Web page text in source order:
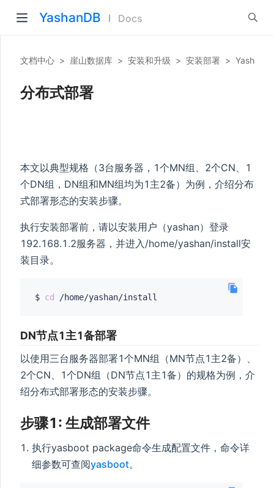
YashanDB Docs
文档中心 > 崖山数据库 > 安装和升级 > 安装部署 >
分布式部署
本文以典型规格（3台服务器，1个MN组、2个CN、1
个DN组，DN组和MN组均为1主2备）为例，介绍分布
式部署形态的安装步骤。
执行安装部署前，请以安装用户（yashan）登录
192.168.1.2服务器，并进入/home/yashan/install安
装目录。
$ cd
DN节点1主1备部署
以使用三台服务器部署1个MN组（MN节点1主2备）、
2个CN、1个DN组（DN节点1主1备）的规格为例，介
绍分布式部署形态的安装步骤。
步骤1: 生成部署文件
执行yasboot package命令生成配置文件，命令详
细参数可查阅yasboot。